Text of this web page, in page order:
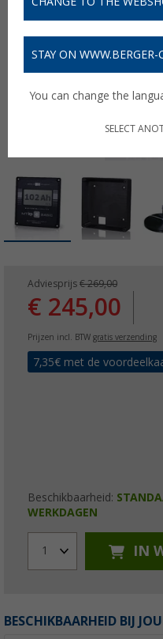
Adviesprijs € 269,00
€ 245,00
Prijzen incl. BTW gratis verzending
7,35€ met de
Beschikbaarheid:
WERKDAGEN
1 IN
BESCHIKBAARHEID BIJ
STAY ON
You can change the
SELECT